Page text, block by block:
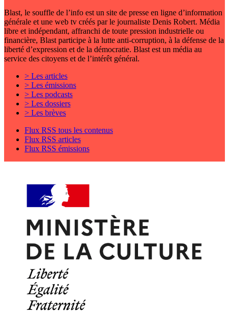
Blast, le souffle de l’info est un site de presse en ligne d’information
générale et une web tv créés par le journaliste Denis Robert. Média
libre et indépendant, affranchi de toute pression industrielle ou
financière, Blast participe à la lutte anti-corruption, à la défense de la
liberté d’expression et de la démocratie. Blast est un média au
service des citoyens et de l’intérêt général.
> Les articles
> Les émissions
> Les podcasts
> Les dossiers
> Les brèves
Flux RSS tous les contenus
Flux RSS articles
Flux RSS émissions